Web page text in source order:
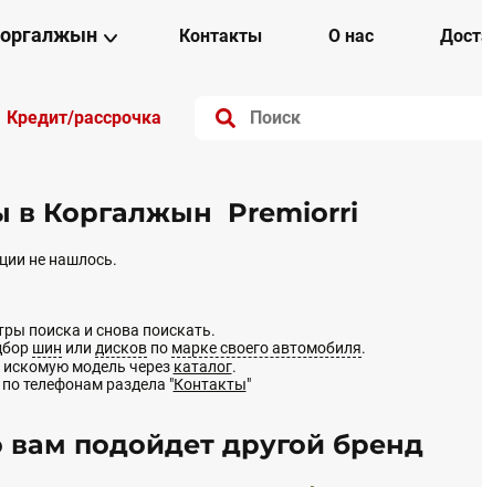
Контакты О нас
Кредит/рассрочка
в Коргалжын Premiorri
не нашлось.
поиска и снова поискать.
шин или дисковпо марке своего автомобиля.
модель через каталог.
телефонам раздела "Контакты"
подойдет другой бренд